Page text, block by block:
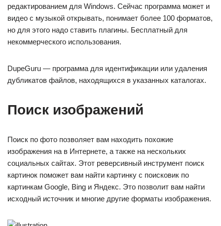
редактированием для Windows. Сейчас программа может и
видео с музыкой открывать, понимает более 100 форматов,
но для этого надо ставить плагины. Бесплатный для
некоммерческого использования.
DupeGuru — программа для идентификации или удаления
дубликатов файлов, находящихся в указанных каталогах.
Поиск изображений
Поиск по фото позволяет вам находить похожие
изображения нa в Интернете, а также на нескольких
социальных сайтах. Этот реверсивный инструмент поиск
картинок поможет вам найти картинку с поисковик по
картинкам Google, Bing и Яндекс. Это позволит вам найти
исходный источник и многие другие форматы изображения.